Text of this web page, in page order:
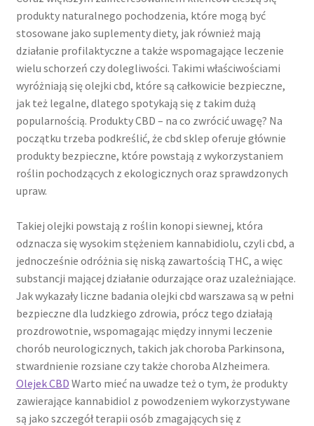
produkty naturalnego pochodzenia, które mogą być
stosowane jako suplementy diety, jak również mają
działanie profilaktyczne a także wspomagające leczenie
wielu schorzeń czy dolegliwości. Takimi właściwościami
wyróżniają się olejki cbd, które są całkowicie bezpieczne,
jak też legalne, dlatego spotykają się z takim dużą
popularnością. Produkty CBD – na co zwrócić uwagę? Na
początku trzeba podkreślić, że cbd sklep oferuje głównie
produkty bezpieczne, które powstają z wykorzystaniem
roślin pochodzących z ekologicznych oraz sprawdzonych
upraw.
Takiej olejki powstają z roślin konopi siewnej, która
odznacza się wysokim stężeniem kannabidiolu, czyli cbd, a
jednocześnie odróżnia się niską zawartością THC, a więc
substancji mającej działanie odurzające oraz uzależniające.
Jak wykazały liczne badania olejki cbd warszawa są w pełni
bezpieczne dla ludzkiego zdrowia, prócz tego działają
prozdrowotnie, wspomagając między innymi leczenie
chorób neurologicznych, takich jak choroba Parkinsona,
stwardnienie rozsiane czy także choroba Alzheimera.
Olejek CBD Warto mieć na uwadze też o tym, że produkty
zawierające kannabidiol z powodzeniem wykorzystywane
są jako szczegół terapii osób zmagających się z